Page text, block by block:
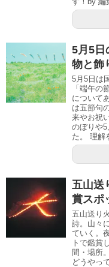
5月5日
物と飾
5月5日は
「端午の
について
は五節句
来やお祝
のぼりや
た。 理解
五山送
賞スポ
五山送り
詩。山々
ていく。
トで鑑賞
間・場所
どうやっ